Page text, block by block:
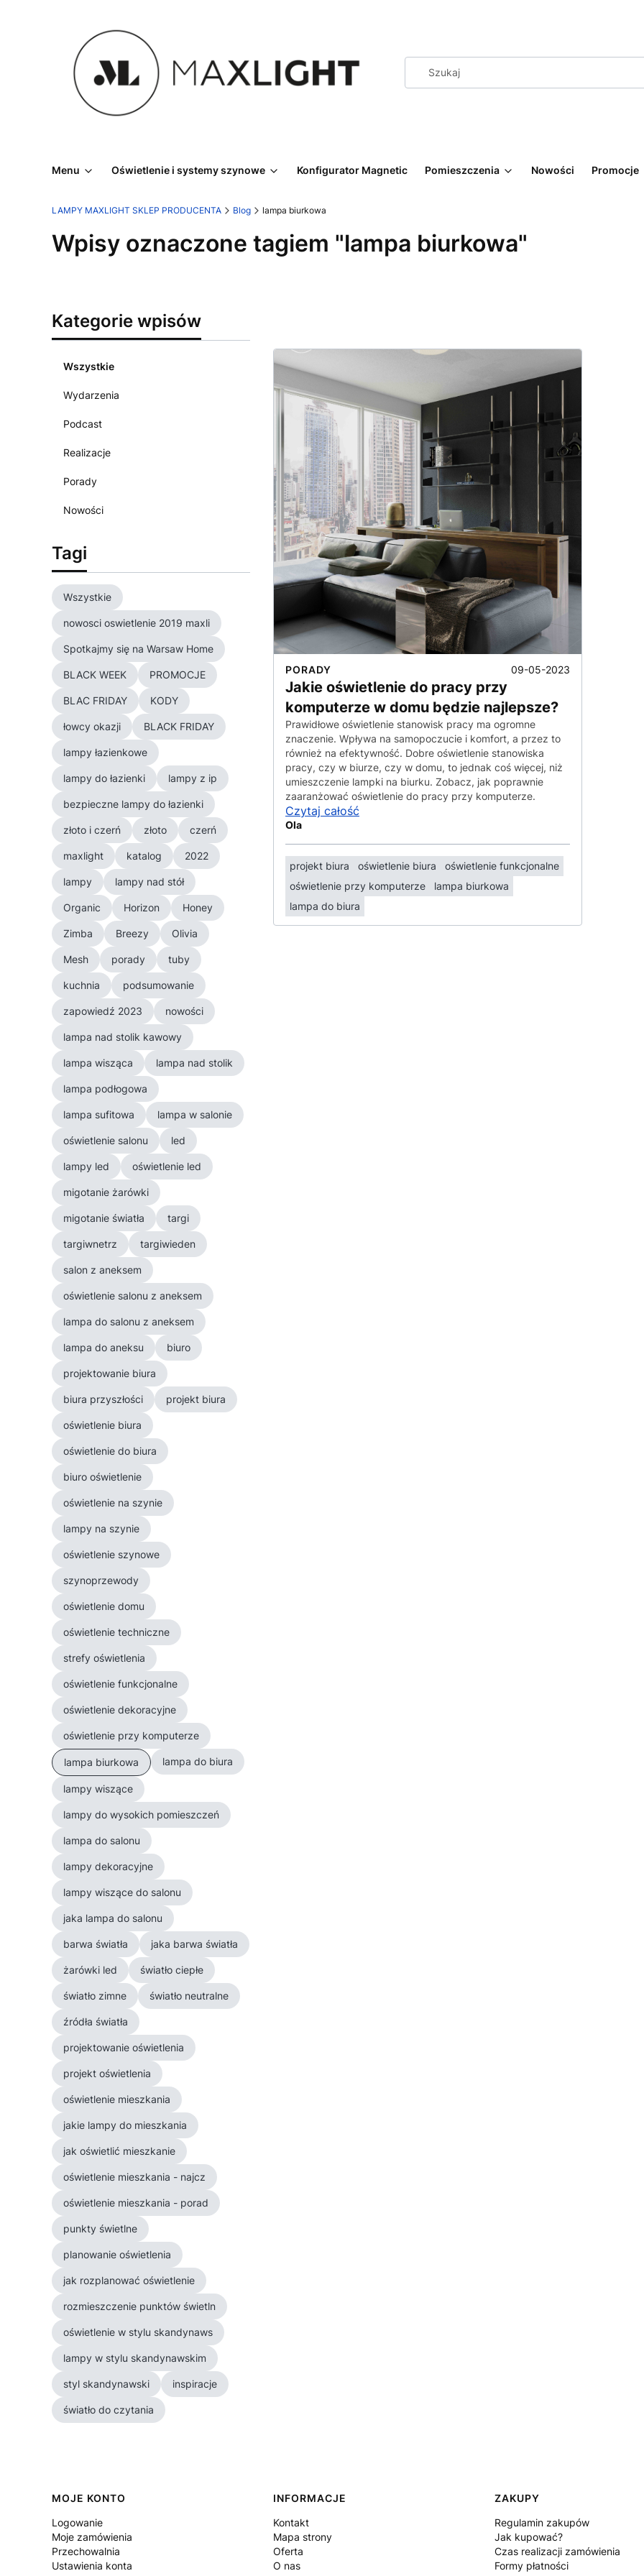
Menu Oświetlenie i systemy szynowe Konfigurator Magnetic Pomieszczenia Nowości Promocje
LAMPY MAXLIGHT SKLEP PRODUCENTA Blog lampa biurkowa
Wpisy oznaczone tagiem "lampa biurkowa"
Kategorie wpisów
Wszystkie
Wydarzenia
Podcast
Realizacje
Porady
Nowości
Tagi
Wszystkie
nowosci oswietlenie 2019 maxli
Spotkajmy się na Warsaw Home
BLACK WEEK PROMOCJE
BLAC FRIDAY KODY
łowcy okazji BLACK FRIDAY
lampy łazienkowe
lampy do łazienki lampy z ip
bezpieczne lampy do łazienki
złoto i czerń złoto czerń
maxlight katalog 2022
lampy lampy nad stół
Organic Horizon Honey
Zimba Breezy Olivia
Mesh porady tuby
kuchnia podsumowanie
zapowiedź 2023 nowości
lampa nad stolik kawowy
lampa wisząca lampa nad stolik
lampa podłogowa
lampa sufitowa lampa w salonie
oświetlenie salonu led
lampy led oświetlenie led
migotanie żarówki
migotanie światła targi
targiwnetrz targiwieden
salon z aneksem
oświetlenie salonu z aneksem
lampa do salonu z aneksem
lampa do aneksu biuro
projektowanie biura
biura przyszłości projekt biura
oświetlenie biura
oświetlenie do biura
biuro oświetlenie
oświetlenie na szynie
lampy na szynie
oświetlenie szynowe
szynoprzewody
oświetlenie domu
oświetlenie techniczne
strefy oświetlenia
oświetlenie funkcjonalne
oświetlenie dekoracyjne
oświetlenie przy komputerze
lampa biurkowa lampa do biura
lampy wiszące
lampy do wysokich pomieszczeń
lampa do salonu
lampy dekoracyjne
lampy wiszące do salonu
jaka lampa do salonu
barwa światła jaka barwa światła
żarówki led światło ciepłe
światło zimne światło neutralne
źródła światła
projektowanie oświetlenia
projekt oświetlenia
oświetlenie mieszkania
jakie lampy do mieszkania
jak oświetlić mieszkanie
oświetlenie mieszkania - najcz
oświetlenie mieszkania - porad
punkty świetlne
planowanie oświetlenia
jak rozplanować oświetlenie
rozmieszczenie punktów świetln
oświetlenie w stylu skandynaws
lampy w stylu skandynawskim
styl skandynawski inspiracje
światło do czytania
PORADY 09-05-2023
Jakie oświetlenie do pracy przy
komputerze w domu będzie najlepsze?
Prawidłowe oświetlenie stanowisk pracy ma ogromne
znaczenie. Wpływa na samopoczucie i komfort, a przez to
również na efektywność. Dobre oświetlenie stanowiska
pracy, czy w biurze, czy w domu, to jednak coś więcej, niż
umieszczenie lampki na biurku. Zobacz, jak poprawnie
zaaranżować oświetlenie do pracy przy komputerze.
Czytaj całość
Ola
projekt biura oświetlenie biura
oświetlenie funkcjonalne
oświetlenie przy komputerze
lampa biurkowa
lampa do biura
Linki w stopce
MOJE KONTO
Logowanie
Moje zamówienia
Przechowalnia
Ustawienia konta
INFORMACJE
Kontakt
Mapa strony
Oferta
O nas
ZAKUPY
Regulamin zakupów
Jak kupować?
Czas realizacji zamówienia
Formy płatności